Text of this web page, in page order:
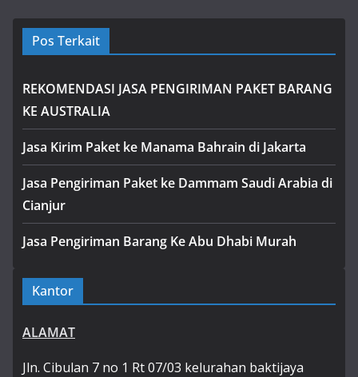
Pos Terkait
REKOMENDASI JASA PENGIRIMAN PAKET BARANG
KE AUSTRALIA
Jasa Kirim Paket ke Manama Bahrain di Jakarta
Jasa Pengiriman Paket ke Dammam Saudi Arabia di
Cianjur
Jasa Pengiriman Barang Ke Abu Dhabi Murah
Kantor
ALAMAT
Jln. Cibulan 7 no 1 Rt 07/03 kelurahan baktijaya